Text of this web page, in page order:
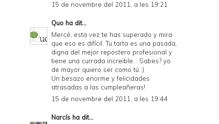
15 de novembre del 2011, a les 19:21
Quo ha dit...
Mercé, esta vez te has superado y mira
que eso es difícil. Tu tarta es una pasada,
digna del mejor repostero profesional y
tiene una currada increible... Sabes? yo
de mayor quiero ser como tú ;)
Un besazo enorme y felicidades
atrasadas a las cumpleañeras!
15 de novembre del 2011, a les 19:44
Narcís ha dit...